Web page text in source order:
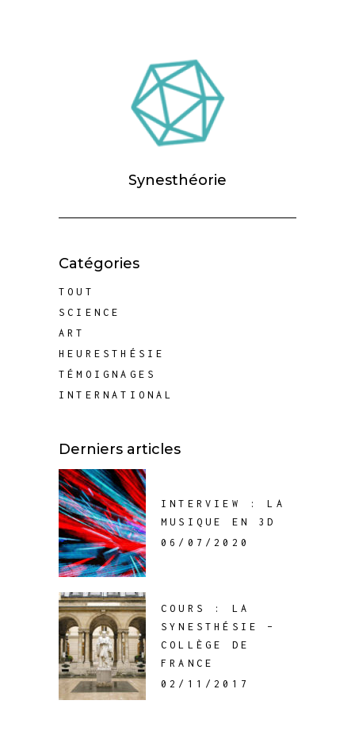
Synesthéorie
Catégories
TOUT
SCIENCE
ART
HEURESTHÉSIE
TÉMOIGNAGES
INTERNATIONAL
Derniers articles
INTERVIEW : LA
MUSIQUE EN 3D
06/07/2020
COURS : LA
SYNESTHÉSIE –
COLLÈGE DE
FRANCE
02/11/2017